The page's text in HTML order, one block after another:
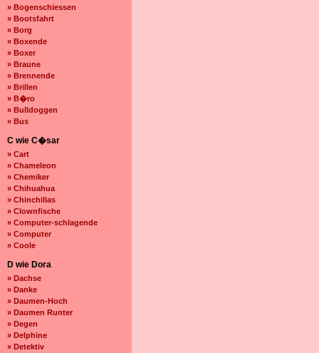
» Bogenschiessen
» Bootsfahrt
» Borg
» Boxende
» Boxer
» Braune
» Brennende
» Brillen
» B�ro
» Bulldoggen
» Bus
C wie C�sar
» Cart
» Chameleon
» Chemiker
» Chihuahua
» Chinchillas
» Clownfische
» Computer-schlagende
» Computer
» Coole
D wie Dora
» Dachse
» Danke
» Daumen-Hoch
» Daumen Runter
» Degen
» Delphine
» Detektiv